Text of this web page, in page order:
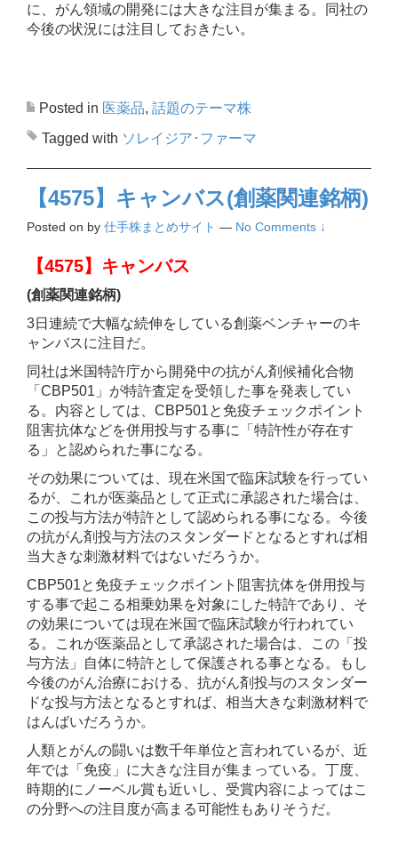
に、がん領域の開発には大きな注目が集まる。同社の
今後の状況には注目しておきたい。
Posted in 医薬品, 話題のテーマ株
Tagged with ソレイジア･ファーマ
【4575】キャンバス(創薬関連銘柄)
Posted on by 仕手株まとめサイト — No Comments ↓
【4575】キャンバス
(創薬関連銘柄)
3日連続で大幅な続伸をしている創薬ベンチャーのキ
ャンバスに注目だ。
同社は米国特許庁から開発中の抗がん剤候補化合物
「CBP501」が特許査定を受領した事を発表してい
る。内容としては、CBP501と免疫チェックポイント
阻害抗体などを併用投与する事に「特許性が存在す
る」と認められた事になる。
その効果については、現在米国で臨床試験を行ってい
るが、これが医薬品として正式に承認された場合は、
この投与方法が特許として認められる事になる。今後
の抗がん剤投与方法のスタンダードとなるとすれば相
当大きな刺激材料ではないだろうか。
CBP501と免疫チェックポイント阻害抗体を併用投与
する事で起こる相乗効果を対象にした特許であり、そ
の効果については現在米国で臨床試験が行われてい
る。これが医薬品として承認された場合は、この「投
与方法」自体に特許として保護される事となる。もし
今後のがん治療における、抗がん剤投与のスタンダー
ドな投与方法となるとすれば、相当大きな刺激材料で
はんばいだろうか。
人類とがんの闘いは数千年単位と言われているが、近
年では「免疫」に大きな注目が集まっている。丁度、
時期的にノーベル賞も近いし、受賞内容によってはこ
の分野への注目度が高まる可能性もありそうだ。